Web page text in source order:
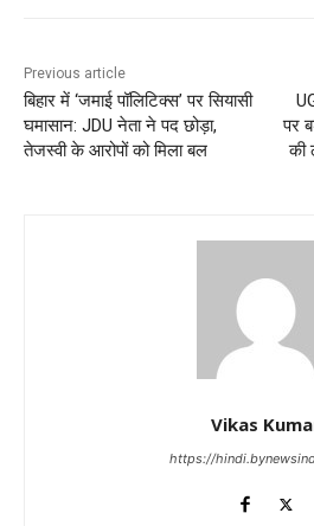
Previous article
बिहार में ‘जमाई पॉलिटिक्स’ पर सियासी
घमासान: JDU नेता ने पद छोड़ा,
तेजस्वी के आरोपों को मिला बल
पर
की
Vikas
https://